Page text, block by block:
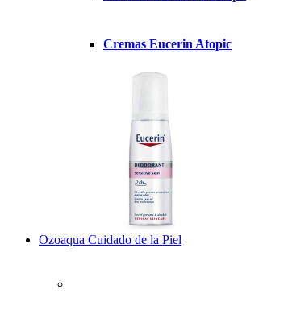
Cremas Eucerin Atopic
Ozoaqua Cuidado de la Piel